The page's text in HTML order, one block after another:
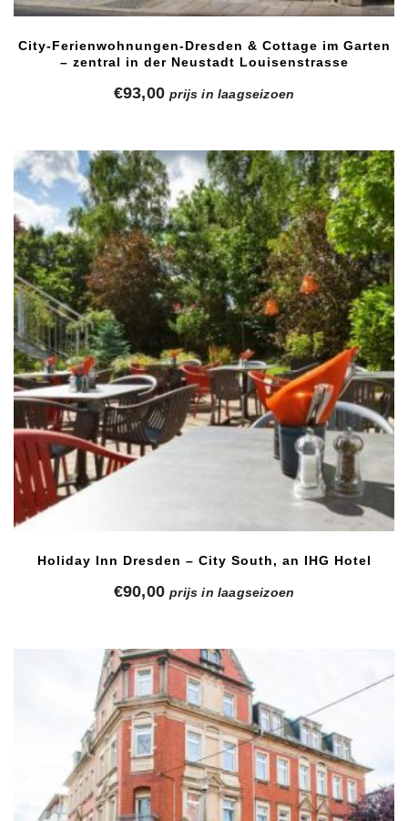
City-Ferienwohnungen-Dresden & Cottage im Garten
– zentral in der Neustadt Louisenstrasse
€93,00 prijs in laagseizoen
Holiday Inn Dresden – City South, an IHG Hotel
€90,00 prijs in laagseizoen